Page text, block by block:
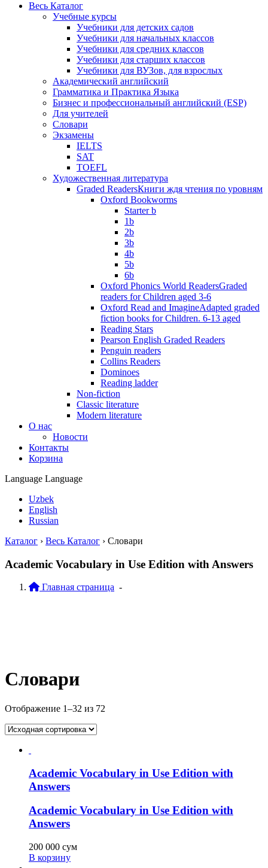
Весь Каталог
Учебные курсы
Учебники для детских садов
Учебники для начальных классов
Учебники для средних классов
Учебники для старших классов
Учебники для ВУЗов, для взрослых
Академический английский
Грамматика и Практика Языка
Бизнес и профессиональный английский (ESP)
Для учителей
Словари
Экзамены
IELTS
SAT
TOEFL
Художественная литература
Graded ReadersКниги ждя чтения по уровням
Oxford Bookworms
Starter b
1b
2b
3b
4b
5b
6b
Oxford Phonics World ReadersGraded
readers for Children aged 3-6
Oxford Read and ImagineAdapted graded
fiction books for Children. 6-13 aged
Reading Stars
Pearson English Graded Readers
Penguin readers
Collins Readers
Dominoes
Reading ladder
Non-fiction
Classic literature
Modern literature
О нас
Новости
Контакты
Корзина
Language Language
Uzbek
English
Russian
Каталог › Весь Каталог › Словари
Academic Vocabulary in Use Edition with Answers
Главная страница -
Словари
Отображение 1–32 из 72
Academic Vocabulary in Use Edition with
Answers
Academic Vocabulary in Use Edition with
Answers
200 000 сум
В корзину